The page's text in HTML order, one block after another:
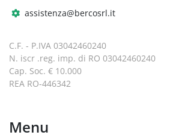
assistenza@bercosrl.it
C.F. - P.IVA 03042460240
N. iscr .reg. imp. di RO 03042460240
Cap. Soc. € 10.000
REA RO-446342
Menu